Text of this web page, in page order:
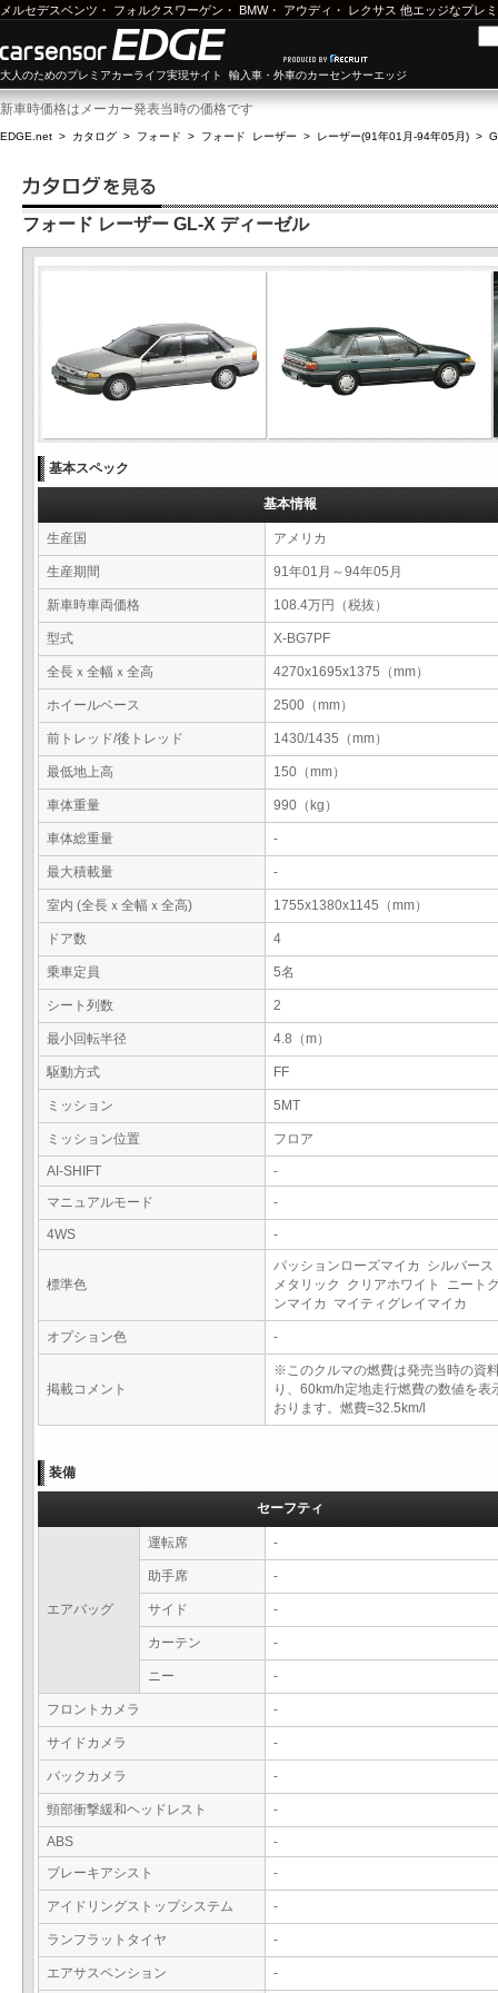
メルセデスベンツ ・ フォルクスワーゲン ・ BMW・ アウディ ・ レクサス 他エッジなプレ
大人のためのプレミアカーライフ実現サイト 輸入車・外車のカーセンサーエッジ
新車時価格はメーカー発表当時の価格です
EDGE.net > カタログ > フォード > フォード レーザー > レーザー(91年01月-94年05月) >
フォード レーザー GL-X ディーゼル
基本スペック
基本情報
生産国 アメリカ
生産期間 91年01月～94年05月
新車時車両価格 108.4万円（税抜）
型式 X-BG7PF
全長ｘ全幅ｘ全高 4270x1695x1375（mm）
ホイールベース 2500（mm）
前トレッド/後トレッド 1430/1435（mm）
最低地上高 150（mm）
車体重量 990（kg）
車体総重量 -
最大積載量 -
室内 (全長ｘ全幅ｘ全高) 1755x1380x1145（mm）
ドア数 4
乗車定員 5名
シート列数 2
最小回転半径 4.8（m）
駆動方式 FF
ミッション 5MT
ミッション位置 フロア
AI-SHIFT
-
マニュアルモード
-
4WS -
標準色
パッションローズマイカ シルバース
メタリック クリアホワイト ニート
ンマイカ マイティグレイマイカ
オプション色 -
掲載コメント
※このクルマの燃費は発売当時の資
り、60km/h定地走行燃費の数値を表
おります。燃費=32.5km/l
装備
セーフティ
エアバッグ
運転席 -
助手席 -
サイド -
カーテン -
ニー -
フロントカメラ -
サイドカメラ -
バックカメラ -
頸部衝撃緩和ヘッドレスト -
ABS
-
ブレーキアシスト
-
アイドリングストップシステム -
ランフラットタイヤ -
エアサスペンション -